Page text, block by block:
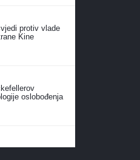
protiv vlade
Kine
oslobođenja